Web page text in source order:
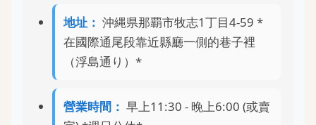
地址： 沖縄県那覇市牧志1丁目4-59 *
在國際通尾段靠近縣廳一側的巷子裡
（浮島通り）*
營業時間： 早上11:30 - 晚上6:00 (或賣